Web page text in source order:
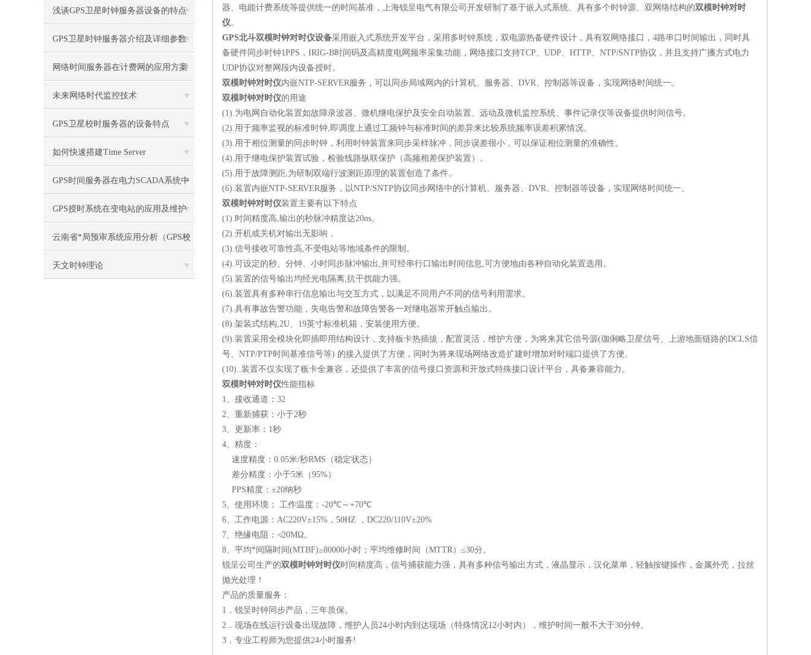
浅谈GPS卫星时钟服务器设备的特点
GPS卫星时钟服务器介绍及详细参数
网络时间服务器在计费网的应用方案
未来网络时代监控技术
GPS卫星校时服务器的设备特点
如何快速搭建Time Server
GPS时间服务器在电力SCADA系统中
的应用
GPS授时系统在变电站的应用及维护
保养（2）
云南省*局预审系统应用分析（GPS校
时服务器）
天文时钟理论
器、电能计费系统等提供统一的时间基准，上海锐呈电气有限公司开发研制了基于嵌入式系统、具有多个时钟源、双网络结构的双模时钟对时
仪。
GPS北斗双模时钟对时仪设备采用嵌入式系统开发平台，采用多时钟系统，双电源热备硬件设计，具有双网络接口， 4路串口时间输出，同时具
备硬件同步时钟1PPS ， IRIG-B时间码及高精度电网频率采集功能，网络接口支持TCP、 UDP、 HTTP、 NTP/SNTP协议，并且支持广播方式电力
UDP协议对整网段内设备授时。
双模时钟对时仪内嵌NTP-SERVER服务，可以同步局域网内的计算机、服务器、 DVR、控制器等设备，实现网络时间统一。
双模时钟对时仪的用途
(1).为电网自动化装置如故障录波器、微机继电保护及安全自动装置、远动及微机监控系统、事件记录仪等设备提供时间信号。
(2).用于频率监视的标准时钟,即调度上通过工频钟与标准时间的差异来比较系统频率误差积累情况。
(3).用于相位测量的同步时钟，利用时钟装置来同步采样脉冲，同步误差很小，可以保证相位测量的准确性。
(4).用于继电保护装置试验，检验线路纵联保护（高频相差保护装置）。
(5).用于故障测距,为研制双端行波测距原理的装置创造了条件。
(6).装置内嵌NTP-SERVER服务，以NTP/SNTP协议同步网络中的计算机、服务器、 DVR、控制器等设备，实现网络时间统一。
双模时钟对时仪装置主要有以下特点
(1).时间精度高,输出的秒脉冲精度达20ns。
(2).开机或关机对输出无影响 。
(3).信号接收可靠性高,不受电站等地域条件的限制。
(4).可设定的秒、分钟、小时同步脉冲输出 ,并可经串行口输出时间信息,可方便地由各种自动化装置选用。
(5).装置的信号输出均经光电隔离,抗干扰能力强。
(6).装置具有多种串行信息输出与交互方式，以满足不同用户不同的信号利用需求。
(7).具有事故告警功能，失电告警和故障告警各一对继电器常开触点输出。
(8).架装式结构,2U、 19英寸标准机箱，安装使用方便。
(9).装置采用全模块化即插即用结构设计，支持板卡热插拔，配置灵活，维护方便，为将来其它信号源(珈俐略卫星信号、上游地面链路的DCLS信
号、 NTP/PTP时间基准信号等) 的接入提供了方便，同时为将来现场网络改造扩建时增加对时端口提供了方便。
(10)..装置不仅实现了板卡全兼容，还提供了丰富的信号接口资源和开放式特殊接口设计平台，具备兼容能力。
双模时钟对时仪性能指标
1、接收通道： 32
2、重新捕获：小于2秒
3、更新率： 1秒
4、精度：
速度精度： 0.05米/秒RMS （稳定状态）
差分精度：小于5米（95%）
PPS精度：±20纳秒
5、使用环境： 工作温度： -20℃～ +70℃
6、工作电源： AC220V±15% ， 50HZ ， DC220/110V±20%
7、绝缘电阻：≮20MΩ。
8、平均*间隔时间(MTBF)≥80000小时；平均维修时间（MTTR）≤30分。
锐呈公司生产的双模时钟对时仪时间精度高，信号捕获能力强，具有多种信号输出方式，液晶显示，汉化菜单，轻触按键操作，金属外壳，拉丝
抛光处理！
产品的质量服务：
1 ．锐呈时钟同步产品，三年质保。
2 ．现场在线运行设备出现故障，维护人员24小时内到达现场（特殊情况12小时内），维护时间一般不大于30分钟。
3 ．专业工程师为您提供24小时服务!